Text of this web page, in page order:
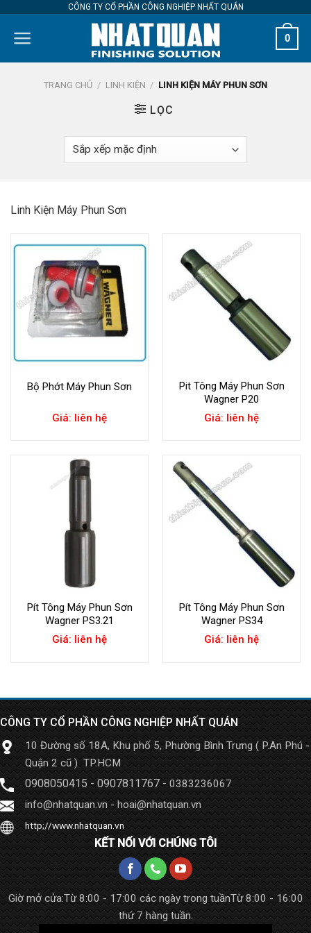
content
CÔNG TY CỔ PHẦN CÔNG NGHIỆP NHẤT QUÁN
0
TRANG CHỦ / LINH KIỆN / LINH KIỆN MÁY PHUN SƠN
LỌC
Linh Kiện Máy Phun Sơn
Bộ Phớt Máy Phun Sơn
Giá: liên hệ
Pit Tông Máy Phun Sơn
Wagner P20
Giá: liên hệ
Pít Tông Máy Phun Sơn
Wagner PS3.21
Giá: liên hệ
Pít Tông Máy Phun Sơn
Wagner PS34
Giá: liên hệ
CÔNG TY CỔ PHẦN CÔNG NGHIỆP NHẤT QUÁN
10 Đường số 18A, Khu phố 5, Phường Bình Trưng ( P.An Phú -
Quận 2 cũ ) TP.HCM
0908050415-0907811767 -0383236067
info@nhatquan.vn - hoai@nhatquan.vn
http;//www.nhatquan.vn
KẾT NỐI VỚI CHÚNG TÔI
Giờ mở cửa:Từ 8:00 - 17:00 các ngày trong tuầnTừ 8:00 - 16:00
thứ 7 hàng tuần.